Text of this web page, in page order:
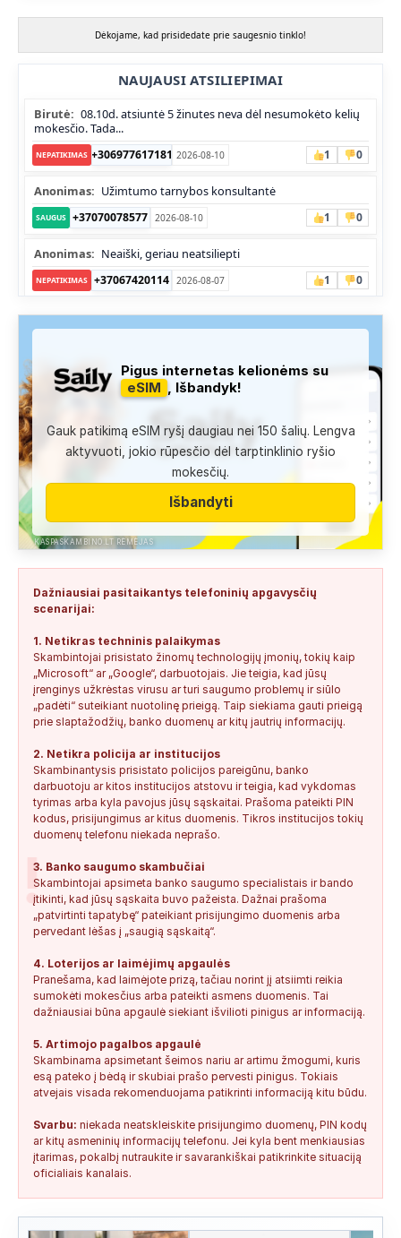
Dėkojame, kad prisidedate prie saugesnio tinklo!
NAUJAUSI ATSILIEPIMAI
Birutė: 08.10d. atsiuntė 5 žinutes neva dėl nesumokėto kelių
mokesčio. Tada...
NEPATIKIMAS +306977617181 2026-08-10 1 0
Anonimas: Užimtumo tarnybos konsultantė
SAUGUS +37070078577 2026-08-10 1 0
Anonimas: Neaiški, geriau neatsiliepti
NEPATIKIMAS +37067420114 2026-08-07 1 0
Anonimas: Kalba rusiškai, galimai sukčiai.
Anonimas: tele2 pardavėjas
Anonimas: Skambina nekalba
2026-08-05
Užfiksuota, kad apie šį numerį buvo rašoma
daug teigiamų komentarų...
SAUGUS +37060763626 2026-08-04 1 1
del teises mokslu
Anonimas: Paskambino kažkokia [vardas paslėptas] ir siūlo
susipažint. Skamba kaip dirbtinio...
TIKRINAMAS +34876041992 2026-08-04
+37068592041 2026-08-04
KASPASKAMBINO.LT RĖMĖJAS
Pigus internetas kelionėms su
eSIM , Išbandyk!
Gauk patikimą eSIM ryšį daugiau nei 150 šalių. Lengva
aktyvuoti, jokio rūpesčio dėl tarptinklinio ryšio
mokesčių.
Išbandyti
!
Dažniausiai pasitaikantys telefoninių apgavysčių
scenarijai:
1. Netikras techninis palaikymas
Skambintojai prisistato žinomų technologijų įmonių, tokių kaip
„Microsoft“ ar „Google“, darbuotojais. Jie teigia, kad jūsų
įrenginys užkrėstas virusu ar turi saugumo problemų ir siūlo
„padėti“ suteikiant nuotolinę prieigą. Taip siekiama gauti prieigą
prie slaptažodžių, banko duomenų ar kitų jautrių informacijų.
2. Netikra policija ar institucijos
Skambinantysis prisistato policijos pareigūnu, banko
darbuotoju ar kitos institucijos atstovu ir teigia, kad vykdomas
tyrimas arba kyla pavojus jūsų sąskaitai. Prašoma pateikti PIN
kodus, prisijungimus ar kitus duomenis. Tikros institucijos tokių
duomenų telefonu niekada neprašo.
3. Banko saugumo skambučiai
Skambintojai apsimeta banko saugumo specialistais ir bando
įtikinti, kad jūsų sąskaita buvo pažeista. Dažnai prašoma
„patvirtinti tapatybę“ pateikiant prisijungimo duomenis arba
pervedant lėšas į „saugią sąskaitą“.
4. Loterijos ar laimėjimų apgaulės
Pranešama, kad laimėjote prizą, tačiau norint jį atsiimti reikia
sumokėti mokesčius arba pateikti asmens duomenis. Tai
dažniausiai būna apgaulė siekiant išvilioti pinigus ar informaciją.
5. Artimojo pagalbos apgaulė
Skambinama apsimetant šeimos nariu ar artimu žmogumi, kuris
esą pateko į bėdą ir skubiai prašo pervesti pinigus. Tokiais
atvejais visada rekomenduojama patikrinti informaciją kitu būdu.
Svarbu: niekada neatskleiskite prisijungimo duomenų, PIN kodų
ar kitų asmeninių informacijų telefonu. Jei kyla bent menkiausias
įtarimas, pokalbį nutraukite ir savarankiškai patikrinkite situaciją
oficialiais kanalais.